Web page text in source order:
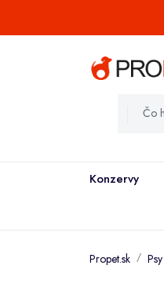
Konzervy
Propet.sk Psy